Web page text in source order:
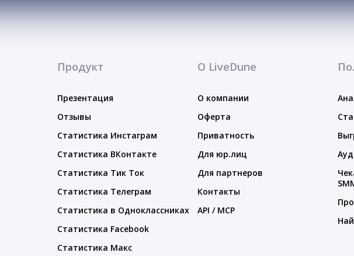
Продукт
Презентация
Отзывы
Статистика Инстаграм
Статистика ВКонтакте
Статистика Тик Ток
Статистика Телеграм
Статистика в Одноклассниках
Статистика Facebook
Статистика Макс
О LiveDune
О компании
Оферта
Приватность
Для юр.лиц
Для партнеров
Контакты
API / MCP